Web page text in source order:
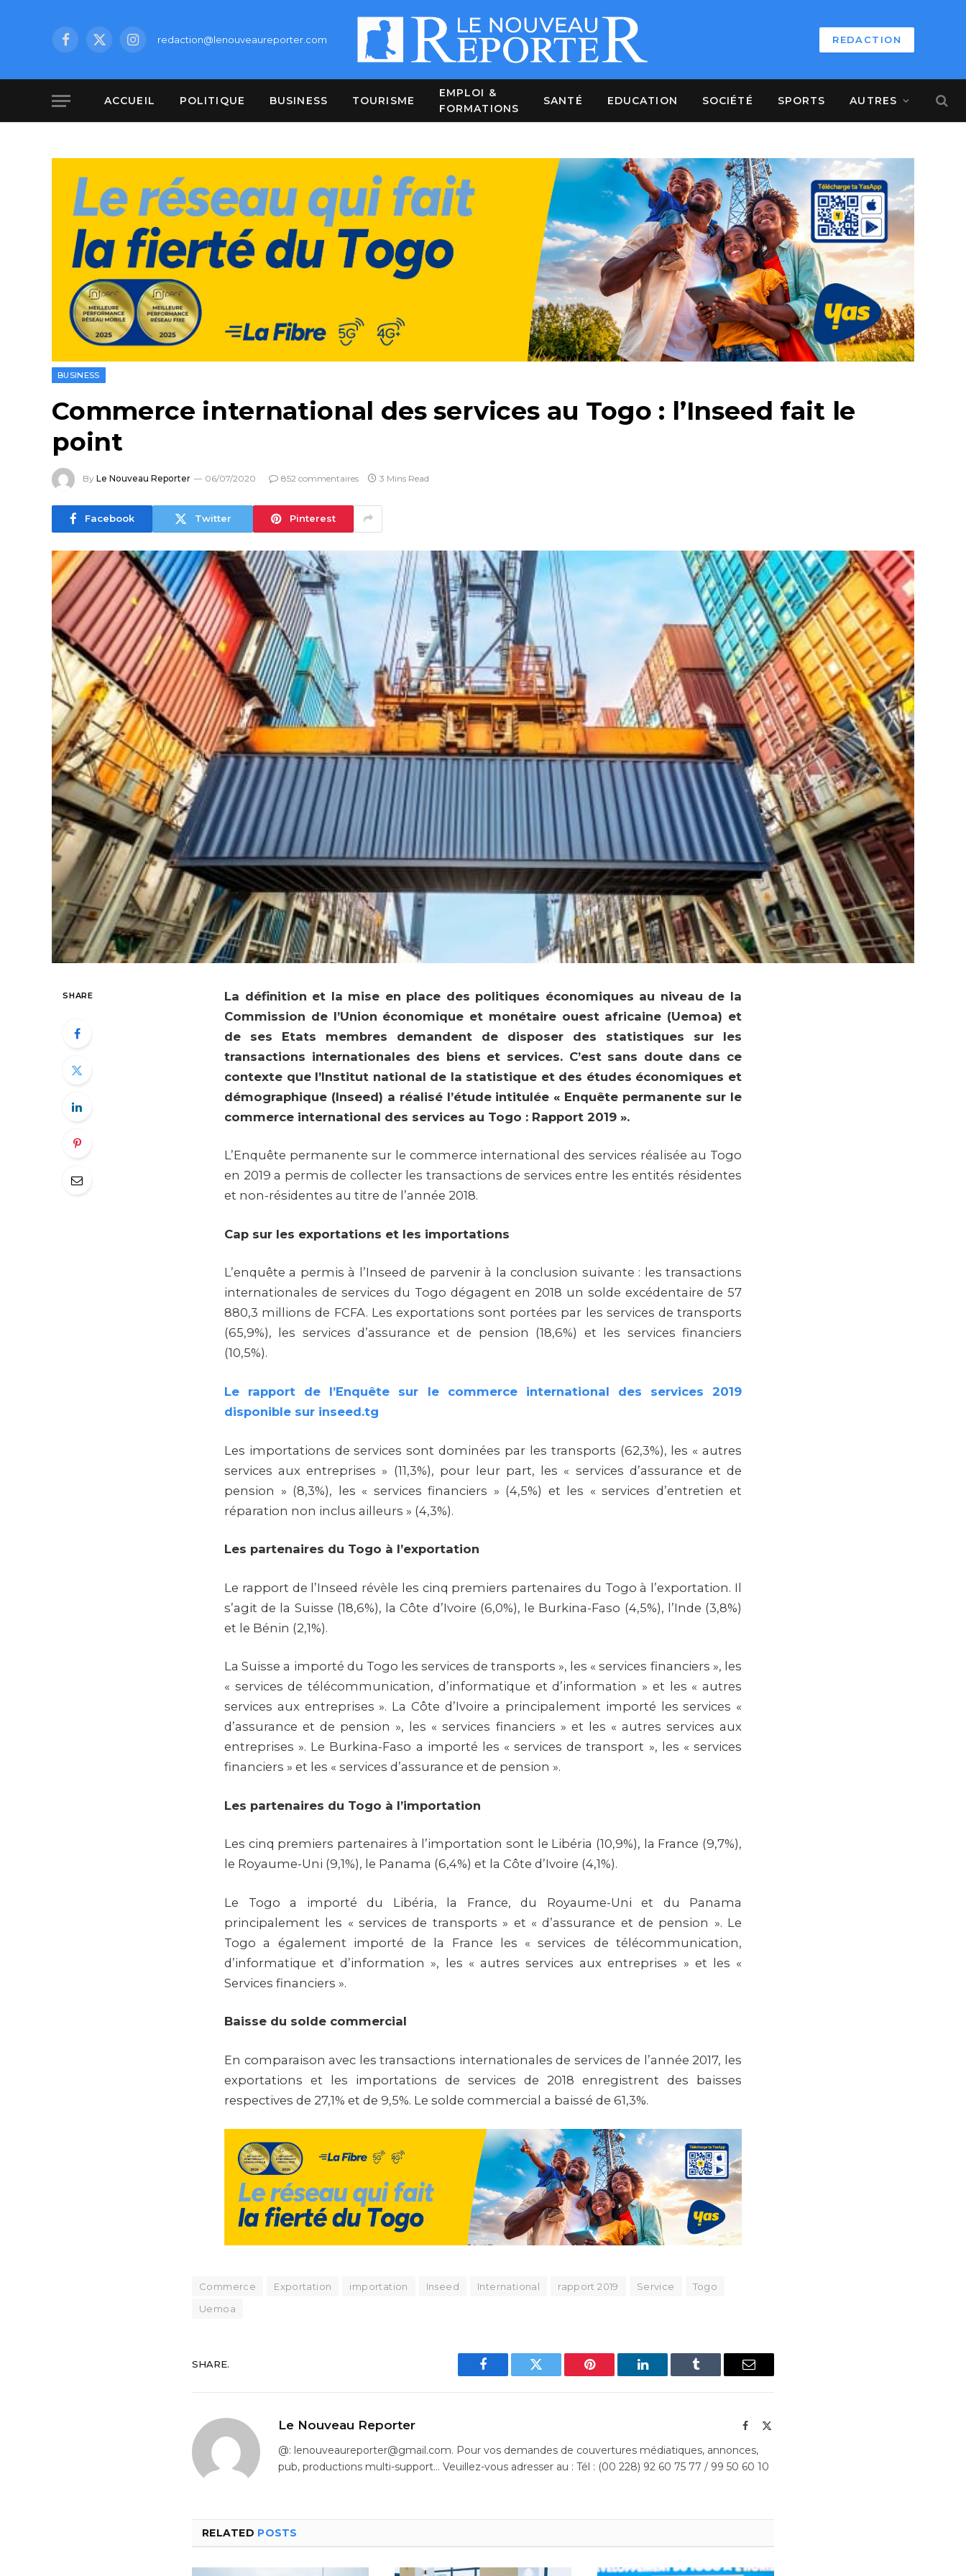
Facebook
X
Instagramredaction@lenouveaureporter.com REDACTION
ACCUEIL POLITIQUE BUSINESS TOURISME
EMPLOI &
FORMATIONS
SANTÉ EDUCATION SOCIÉTÉ SPORTS AUTRES
BUSINESS
Commerce international des services au Togo : l’Inseed fait le
point
By Le Nouveau Reporter 06/07/2020 852 commentaires 3 Mins Read
Facebook Twitter Pinterest
SHARE
La définition et la mise en place des politiques économiques au niveau de la
Commission de l’Union économique et monétaire ouest africaine (Uemoa) et
de ses Etats membres demandent de disposer des statistiques sur les
transactions internationales des biens et services. C’est sans doute dans ce
contexte que l’Institut national de la statistique et des études économiques et
démographique (Inseed) a réalisé l’étude intitulée « Enquête permanente sur le
commerce international des services au Togo : Rapport 2019 ».
L’Enquête permanente sur le commerce international des services réalisée au Togo
en 2019 a permis de collecter les transactions de services entre les entités résidentes
et non-résidentes au titre de l’année 2018.
Cap sur les exportations et les importations
L’enquête a permis à l’Inseed de parvenir à la conclusion suivante : les transactions
internationales de services du Togo dégagent en 2018 un solde excédentaire de 57
880,3 millions de FCFA. Les exportations sont portées par les services de transports
(65,9%), les services d’assurance et de pension (18,6%) et les services financiers
(10,5%).
Le rapport de l’Enquête sur le commerce international des services 2019
disponible sur inseed.tg
Les importations de services sont dominées par les transports (62,3%), les « autres
services aux entreprises » (11,3%), pour leur part, les « services d’assurance et de
pension » (8,3%), les « services financiers » (4,5%) et les « services d’entretien et
réparation non inclus ailleurs » (4,3%).
Les partenaires du Togo à l’exportation
Le rapport de l’Inseed révèle les cinq premiers partenaires du Togo à l’exportation. Il
s’agit de la Suisse (18,6%), la Côte d’Ivoire (6,0%), le Burkina-Faso (4,5%), l’Inde (3,8%)
et le Bénin (2,1%).
La Suisse a importé du Togo les services de transports », les « services financiers », les
« services de télécommunication, d’informatique et d’information » et les « autres
services aux entreprises ». La Côte d’Ivoire a principalement importé les services «
d’assurance et de pension », les « services financiers » et les « autres services aux
entreprises ». Le Burkina-Faso a importé les « services de transport », les « services
financiers » et les « services d’assurance et de pension ».
Les partenaires du Togo à l’importation
Les cinq premiers partenaires à l’importation sont le Libéria (10,9%), la France (9,7%),
le Royaume-Uni (9,1%), le Panama (6,4%) et la Côte d’Ivoire (4,1%).
Le Togo a importé du Libéria, la France, du Royaume-Uni et du Panama
principalement les « services de transports » et « d’assurance et de pension ». Le
Togo a également importé de la France les « services de télécommunication,
d’informatique et d’information », les « autres services aux entreprises » et les «
Services financiers ».
Baisse du solde commercial
En comparaison avec les transactions internationales de services de l’année 2017, les
exportations et les importations de services de 2018 enregistrent des baisses
respectives de 27,1% et de 9,5%. Le solde commercial a baissé de 61,3%.
Commerce Exportation importation Inseed International rapport 2019 Service
Togo
Uemoa
SHARE.
Facebook Twitter Pinterest LinkedIn Tumblr Email
Le Nouveau Reporter Facebook
@: lenouveaureporter@gmail.com. Pour vos demandes de couvertures médiatiques, annonces,
pub, productions multi-support… Veuillez-vous adresser au : Tél : (00 228) 92 60 75 77 / 99 50 60 10
RELATED POSTS